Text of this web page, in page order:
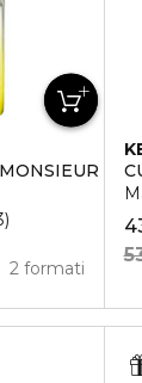
LI
2 formati